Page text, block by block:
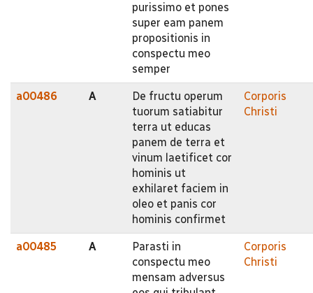
purissimo et pones
super eam panem
propositionis in
conspectu meo
semper
a00486 A
De fructu operum
tuorum satiabitur
terra ut educas
panem de terra et
vinum laetificet cor
hominis ut
exhilaret faciem in
oleo et panis cor
hominis confirmet
Corporis
Christi
a00485 A
Parasti in
conspectu meo
mensam adversus
Corporis
Christi